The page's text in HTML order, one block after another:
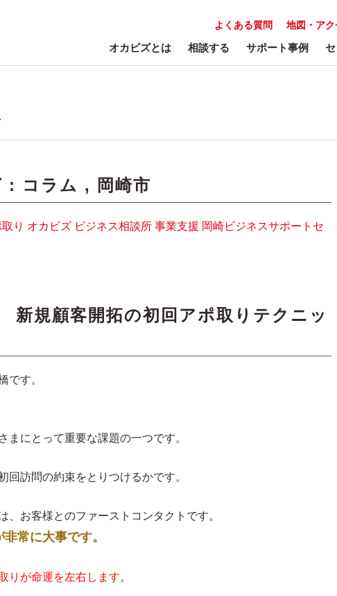
地図・アク
よくある質問
オカビズとは 相談する サポート事例
: コラム , 岡崎市
り オカビズ ビジネス相談所 事業支援 岡崎ビジネスサポートセ
新規顧客開拓の初回アポ取りテクニッ
です。
まにとって重要な課題の一つです。
回訪問の約束をとりつけるかです。
、お客様とのファーストコンタクトです。
常に大事です。
りが命運を左右します。